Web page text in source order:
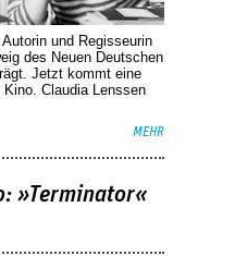
und Regisseurin
des Neuen Deutschen
Jetzt kommt eine
Claudia Lenssen
MEHR
»Terminator«